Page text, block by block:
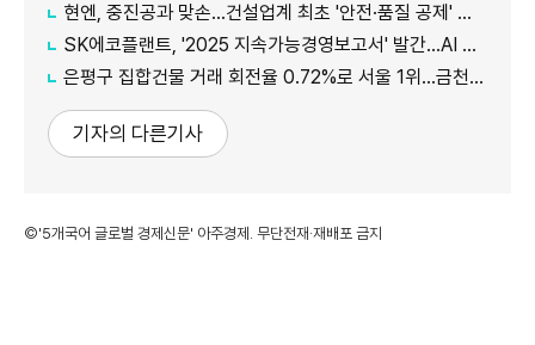
현엔, 중진공과 맞손…건설업계 최초 '안전·품질 공제' 도입
SK에코플랜트, '2025 지속가능경영보고서' 발간…AI 인프라 사업 전환 성과 조명
은평구 집합건물 거래 회전율 0.72%로 서울 1위…금천·강남 최하위권
기자의 다른기사
©'5개국어 글로벌 경제신문' 아주경제. 무단전재·재배포 금지